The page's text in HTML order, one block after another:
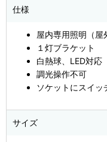
仕様
屋内専用照明（屋
１灯ブラケット
白熱球、LED対応
調光操作不可
ソケットにスイッ
サイズ